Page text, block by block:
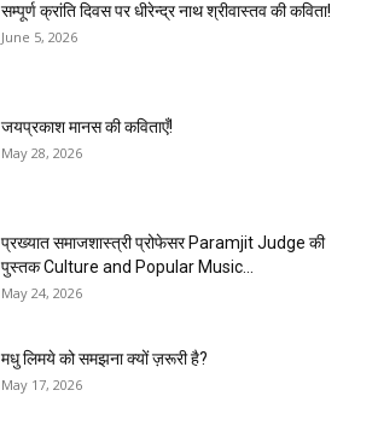
सम्पूर्ण क्रांति दिवस पर धीरेन्द्र नाथ श्रीवास्तव की कविता!
June 5, 2026
जयप्रकाश मानस की कविताएँ!
May 28, 2026
प्रख्यात समाजशास्त्री प्रोफेसर Paramjit Judge की
पुस्तक Culture and Popular Music...
May 24, 2026
मधु लिमये को समझना क्यों ज़रूरी है?
May 17, 2026